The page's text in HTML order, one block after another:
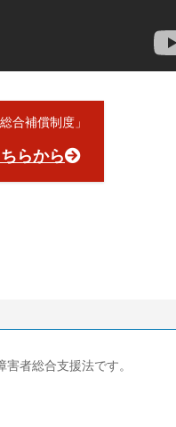
合補償制度」
らから
者総合支援法です。